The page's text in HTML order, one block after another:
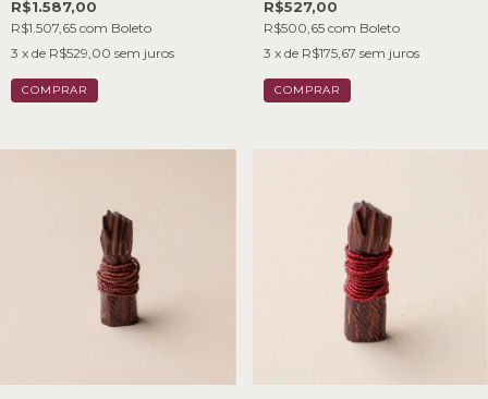
R$1.587,00
R$1.507,65 com Boleto
3 x de R$529,00 sem juros
R$527,00
R$500,65 com Boleto
3 x de R$175,67 sem juros